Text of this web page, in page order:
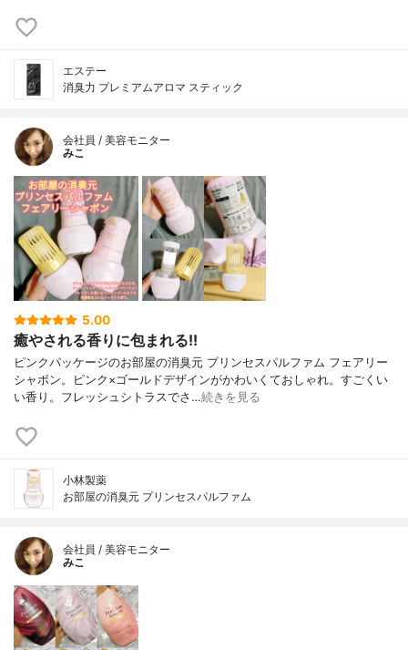
エステー
消臭力 プレミアムアロマ スティック
会社員 / 美容モニター
みこ
5.00
癒やされる香りに包まれる!!
ピンクパッケージのお部屋の消臭元 プリンセスパルファム フェアリー
シャボン。ピンク×ゴールドデザインがかわいくておしゃれ。すごくい
い香り。フレッシュシトラスでさ…続きを見る
小林製薬
お部屋の消臭元 プリンセスパルファム
会社員 / 美容モニター
みこ